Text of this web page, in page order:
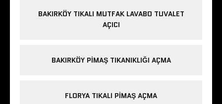
BAKIRKÖY TIKALI MUTFAK LAVABO TUVALET
AÇICI
BAKIRKÖY PIMAŞ TIKANIKLIĞI AÇMA
FLORYA TIKALI PIMAŞ AÇMA